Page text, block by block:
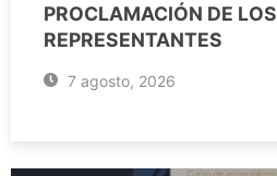
PROCLAMACIÓN DE LOS
REPRESENTANTES
7 agosto, 2026